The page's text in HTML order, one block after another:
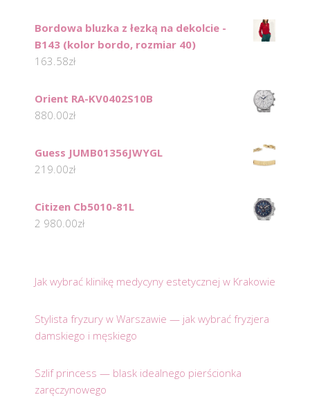
Bordowa bluzka z łezką na dekolcie -
B143 (kolor bordo, rozmiar 40)
163.58zł
Orient RA-KV0402S10B
880.00zł
Guess JUMB01356JWYGL
219.00zł
Citizen Cb5010-81L
2 980.00zł
Jak wybrać klinikę medycyny estetycznej w Krakowie
Stylista fryzury w Warszawie — jak wybrać fryzjera
damskiego i męskiego
Szlif princess — blask idealnego pierścionka
zaręczynowego